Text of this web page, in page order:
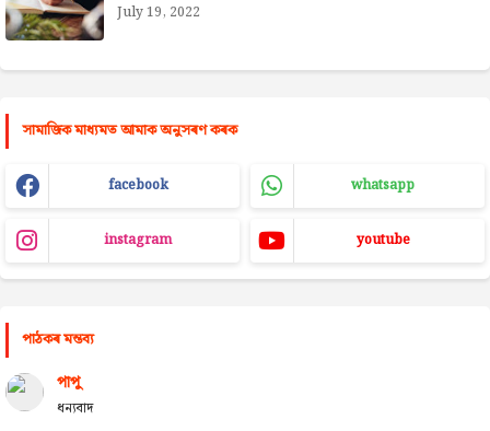
July 19, 2022
সামাজিক মাধ্যমত আমাক অনুসৰণ কৰক
facebook whatsapp
instagram youtube
পাঠকৰ মন্তব্য
পাপু
ধন্যবাদ